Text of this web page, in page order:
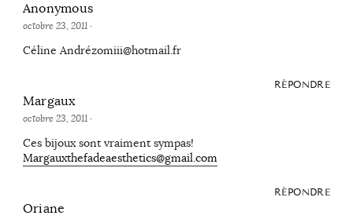
Anonymous
octobre 23, 2011·
Céline Andrézomiii@hotmail.fr
RÉPONDRE
Margaux
octobre 23, 2011·
Ces bijoux sont vraiment sympas!
Margauxthefadeaesthetics@gmail.com
RÉPONDRE
Oriane